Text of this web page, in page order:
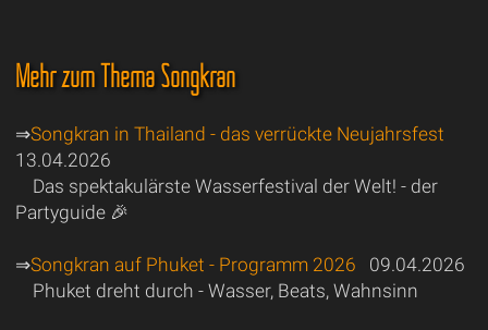
Mehr zum Thema Songkran
⇒Songkran in Thailand - das verrückte Neujahrsfest
13.04.2026
Das spektakulärste Wasserfestival der Welt! - der
Partyguide 🎉
⇒Songkran auf Phuket - Programm 2026 09.04.2026
Phuket dreht durch - Wasser, Beats, Wahnsinn